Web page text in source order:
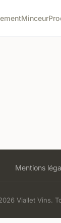
Minceur
Mentions
Viallet Vins.